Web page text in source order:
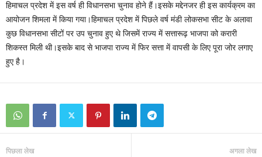
हिमाचल प्रदेश में इस वर्ष ही विधानसभा चुनाव होने हैं।इसके मद्देनजर ही इस कार्यक्रम का
आयोजन शिमला में किया गया।हिमाचल प्रदेश में पिछले वर्ष मंडी लोकसभा सीट के अलावा
कुछ विधानसभा सीटों पर उप चुनाव हुए थे जिसमें राज्य में सत्तारूढ़ भाजपा को करारी
शिकस्त मिली थी।इसके बाद से भाजपा राज्य में फिर सत्ता में वापसी के लिए पूरा जोर लगाए
हुए है।
पिछला लेख अगला लेख